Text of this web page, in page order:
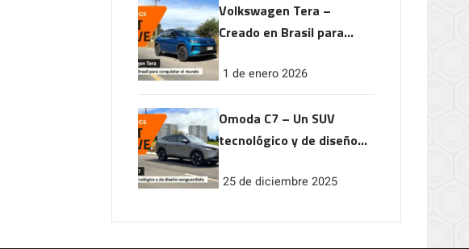
Volkswagen Tera –
Creado en Brasil para
1 de enero 2026
Omoda C7 – Un SUV
tecnológico y de diseño
25 de diciembre 2025